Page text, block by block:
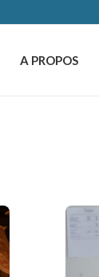
A PROPOS